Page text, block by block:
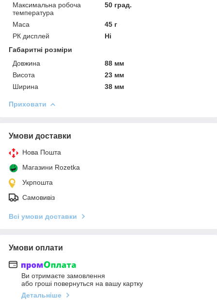
Максимальна робоча
температура
50 град.
Маса
45 г
РК дисплей
Ні
Габаритні розміри
Довжина
88 мм
Висота
23 мм
Ширина
38 мм
Приховати
Умови доставки
Нова Пошта
Магазини Rozetka
Укрпошта
Самовивіз
Всі умови доставки
Умови оплати
Ви отримаєте замовлення
або гроші повернуться на вашу картку
Детальніше